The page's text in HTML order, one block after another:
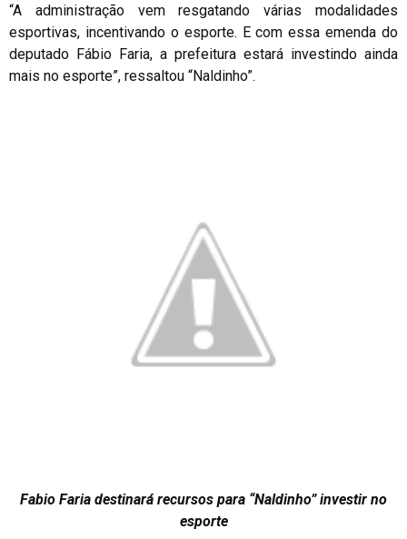
“A administração vem resgatando várias modalidades
esportivas, incentivando o esporte. E com essa emenda do
deputado Fábio Faria, a prefeitura estará investindo ainda
mais no esporte”, ressaltou “Naldinho”.
Fabio Faria destinará recursos para “Naldinho” investir no
esporte